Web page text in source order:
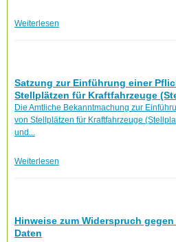
Weiterlesen
Satzung zur Einführung einer
Stellplätzen für Kraftfahrzeuge
Die Amtliche Bekanntmachung zur
von Stellplätzen für Kraftfahrzeuge
und...
Weiterlesen
Hinweise zum Widerspruch
Daten